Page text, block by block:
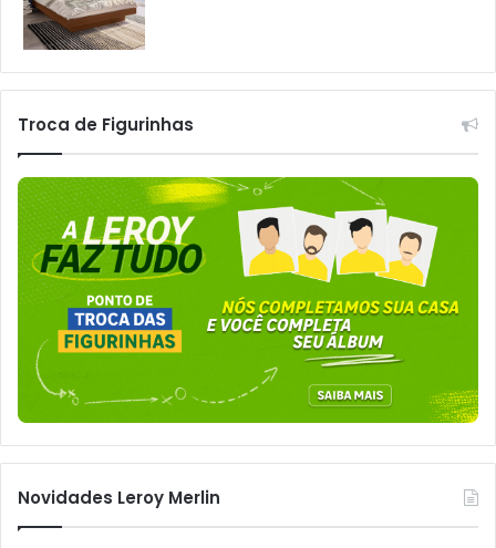
Troca de Figurinhas
Novidades Leroy Merlin